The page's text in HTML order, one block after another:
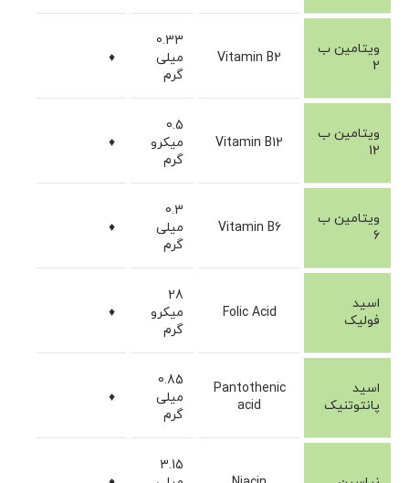
ویتامین ب
2
Vitamin B2
0.33
میلی
گرم
♦
ویتامین ب
12
Vitamin B12
0.5
میکرو
گرم
♦
ویتامین ب
6
Vitamin B6
0.3
میلی
گرم
♦
اسید
فولیک
Folic Acid
28
میکرو
گرم
♦
اسید
پانتوتنیک
Pantothenic
acid
0.85
میلی
گرم
♦
3.15